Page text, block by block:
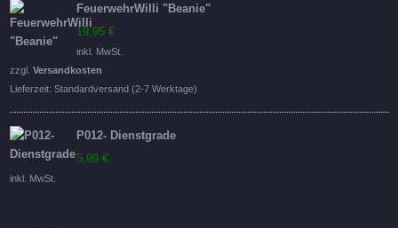
FeuerwehrWilli "Beanie"
19,95 €
inkl. MwSt.
zzgl. Versandkosten
Lieferzeit: Standardversand (2-7 Werktage)
P012- Dienstgrade
5,99 €
inkl. MwSt.